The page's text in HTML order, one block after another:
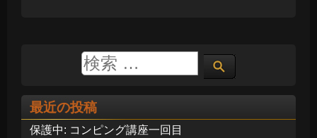
最近の投稿
保護中: コンピング講座一回目